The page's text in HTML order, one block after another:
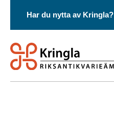
Har du nytta av Kringla?